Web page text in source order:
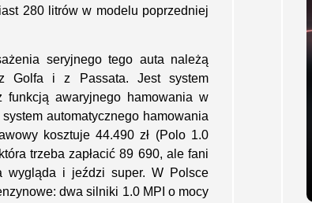
280 litrów w modelu poprzedniej
seryjnego tego auta należą
z Golfa i z Passata. Jest system
awaryjnego hamowania w
automatycznego hamowania
kosztuje 44.490 zł (Polo 1.0
trzeba zapłacić 89 690, ale fani
wygląda i jeździ super. W Polsce
dwa silniki 1.0 MPI o mocy